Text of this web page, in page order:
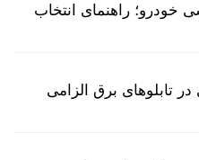
خودرو؛ راهنمای انتخاب
تابلوهای برق الزامی